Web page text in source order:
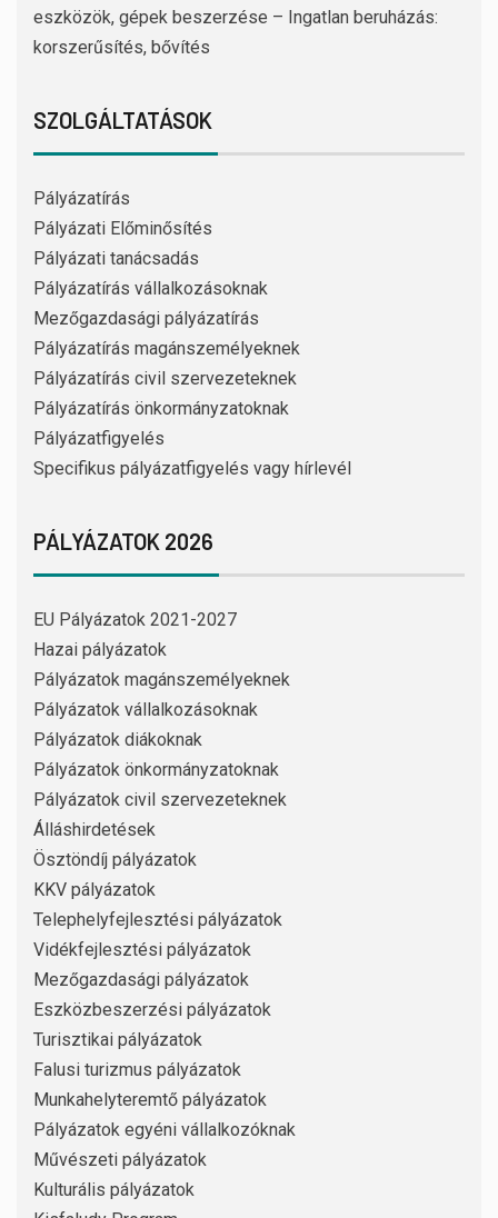
eszközök, gépek beszerzése – Ingatlan beruházás:
korszerűsítés, bővítés
SZOLGÁLTATÁSOK
Pályázatírás
Pályázati Előminősítés
Pályázati tanácsadás
Pályázatírás vállalkozásoknak
Mezőgazdasági pályázatírás
Pályázatírás magánszemélyeknek
Pályázatírás civil szervezeteknek
Pályázatírás önkormányzatoknak
Pályázatfigyelés
Specifikus pályázatfigyelés vagy hírlevél
PÁLYÁZATOK 2026
EU Pályázatok 2021-2027
Hazai pályázatok
Pályázatok magánszemélyeknek
Pályázatok vállalkozásoknak
Pályázatok diákoknak
Pályázatok önkormányzatoknak
Pályázatok civil szervezeteknek
Álláshirdetések
Ösztöndíj pályázatok
KKV pályázatok
Telephelyfejlesztési pályázatok
Vidékfejlesztési pályázatok
Mezőgazdasági pályázatok
Eszközbeszerzési pályázatok
Turisztikai pályázatok
Falusi turizmus pályázatok
Munkahelyteremtő pályázatok
Pályázatok egyéni vállalkozóknak
Művészeti pályázatok
Kulturális pályázatok